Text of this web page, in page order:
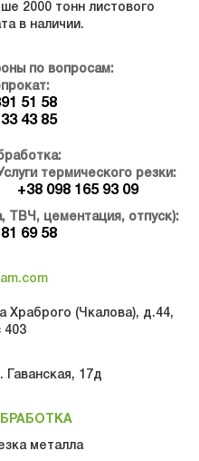
2000 тонн листового
в наличии.
по вопросам:
51 58
43 85
термического резки:
+38 098 165 93 09
ТВЧ, цементация, отпуск):
69 58
Храброго (Чкалова), д.44,
403
17д
металла